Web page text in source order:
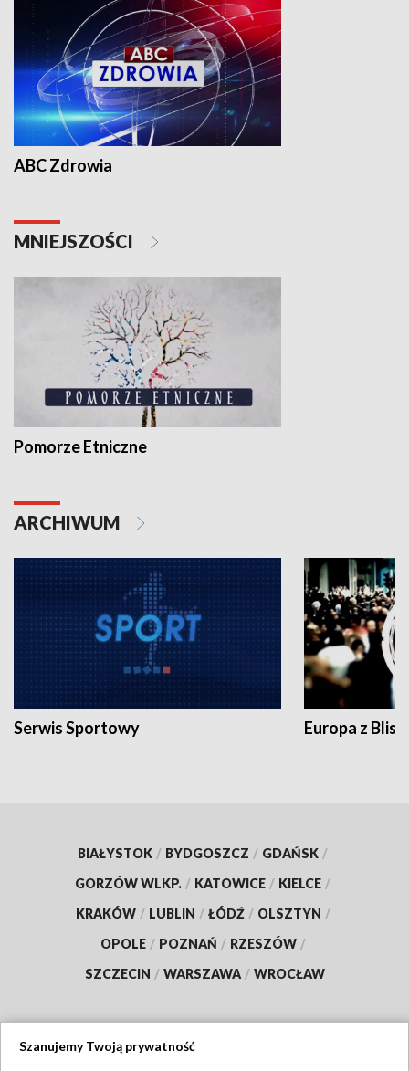
ABC Zdrowia
MNIEJSZOŚCI
Pomorze Etniczne
ARCHIWUM
Serwis Sportowy Europa z
BIAŁYSTOK / BYDGOSZCZ / GDAŃSK /
GORZÓW WLKP. / KATOWICE / KIELCE /
KRAKÓW / LUBLIN / ŁÓDŹ / OLSZTYN /
OPOLE / POZNAŃ / RZESZÓW /
SZCZECIN / WARSZAWA / WROCŁAW
Szanujemy Twoją prywatność